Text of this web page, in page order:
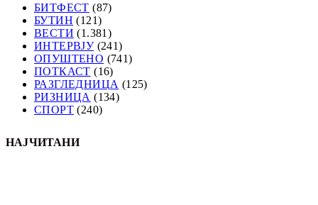
БИТФЕСТ (87)
БУТИН (121)
ВЕСТИ (1.381)
ИНТЕРВЈУ(241)
ОПУШТЕНО (741)
ПОТКАСТ (16)
РАЗГЛЕДНИЦА (125)
РИЗНИЦА (134)
СПОРТ (240)
НАЈЧИТАНИ